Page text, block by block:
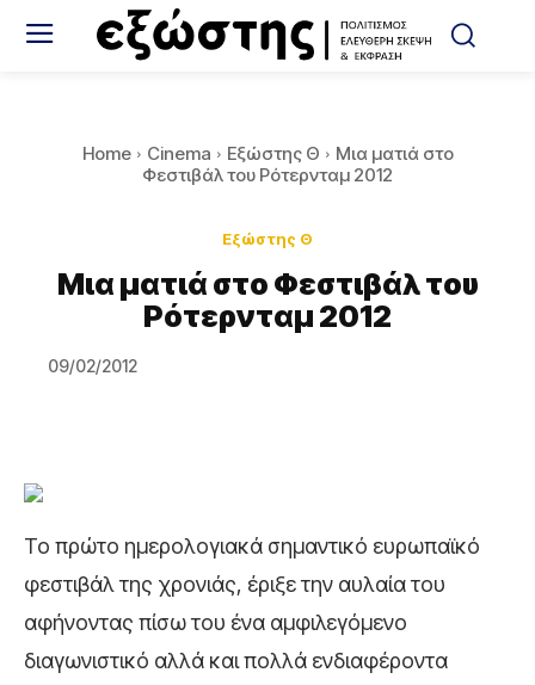
Home Cinema Εξώστης Θ
Μια ματιά στο
Φεστιβάλ του Ρότερνταμ 2012
Εξώστης Θ
Μια ματιά στο Φεστιβάλ του
Ρότερνταμ 2012
09/02/2012
Το πρώτο ημερολογιακά σημαντικό ευρωπαϊκό
φεστιβάλ της χρονιάς, έριξε την αυλαία του
αφήνοντας πίσω του ένα αμφιλεγόμενο
διαγωνιστικό αλλά και πολλά ενδιαφέροντα